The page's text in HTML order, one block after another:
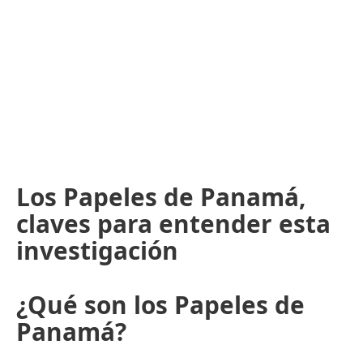
Los Papeles de Panamá,
claves para entender esta
investigación
¿Qué son los Papeles de
Panamá?